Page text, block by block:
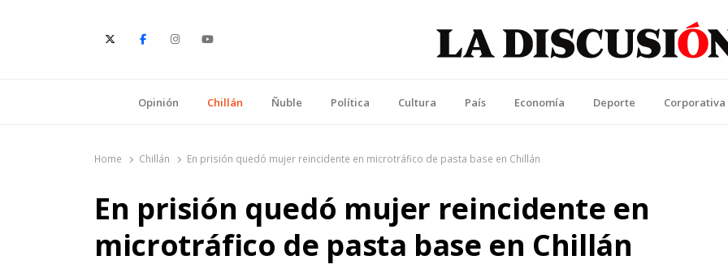
Opinión Chillán Ñuble Política Cultura País Economía Deporte Corporativa
Home Chillán En prisión quedó mujer reincidente en microtráfico de pasta base en Chillán
En prisión quedó mujer reincidente en
microtráfico de pasta base en Chillán